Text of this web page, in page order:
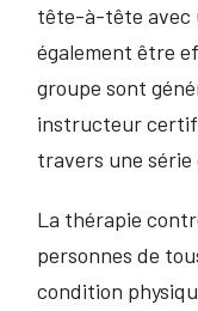
tête-à-tête avec
également être
groupe sont
instructeur
travers une série
La thérapie
personnes de
condition